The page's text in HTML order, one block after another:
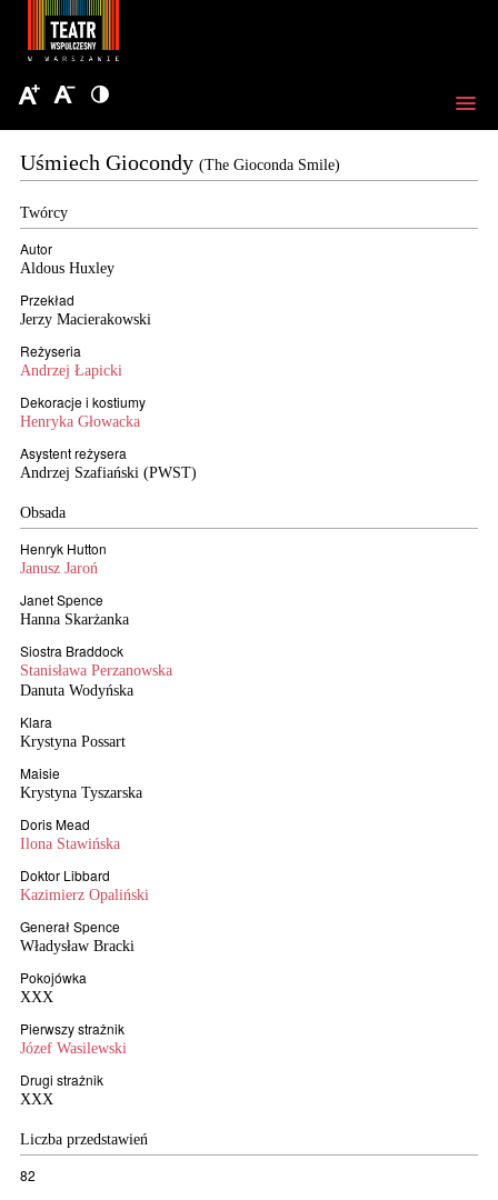
Uśmiech Giocondy (The Gioconda Smile)
Twórcy
Autor
Aldous Huxley
Przekład
Jerzy Macierakowski
Reżyseria
Andrzej Łapicki
Dekoracje i kostiumy
Henryka Głowacka
Asystent reżysera
Andrzej Szafiański (PWST)
Obsada
Henryk Hutton
Janusz Jaroń
Janet Spence
Hanna Skarżanka
Siostra Braddock
Stanisława Perzanowska
Danuta Wodyńska
Klara
Krystyna Possart
Maisie
Krystyna Tyszarska
Doris Mead
Ilona Stawińska
Doktor Libbard
Kazimierz Opaliński
Generał Spence
Władysław Bracki
Pokojówka
XXX
Pierwszy strażnik
Józef Wasilewski
Drugi strażnik
XXX
Liczba przedstawień
82